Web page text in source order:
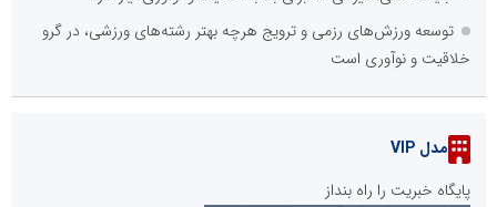
توسعه ورزش‌های رزمی و ترویج هرچه بهتر رشته‌های ورزشی، در گرو
خلاقیت و نوآوری است
مدل VIP
پایگاه خبریت را راه بنداز